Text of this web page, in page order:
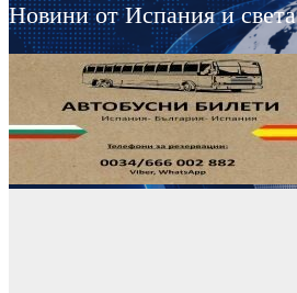
Новини от Испания и света